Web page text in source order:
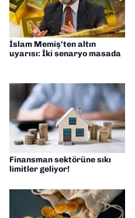
İslam Memiş’ten altın
uyarısı: İki senaryo masada
Finansman sektörüne sıkı
limitler geliyor!